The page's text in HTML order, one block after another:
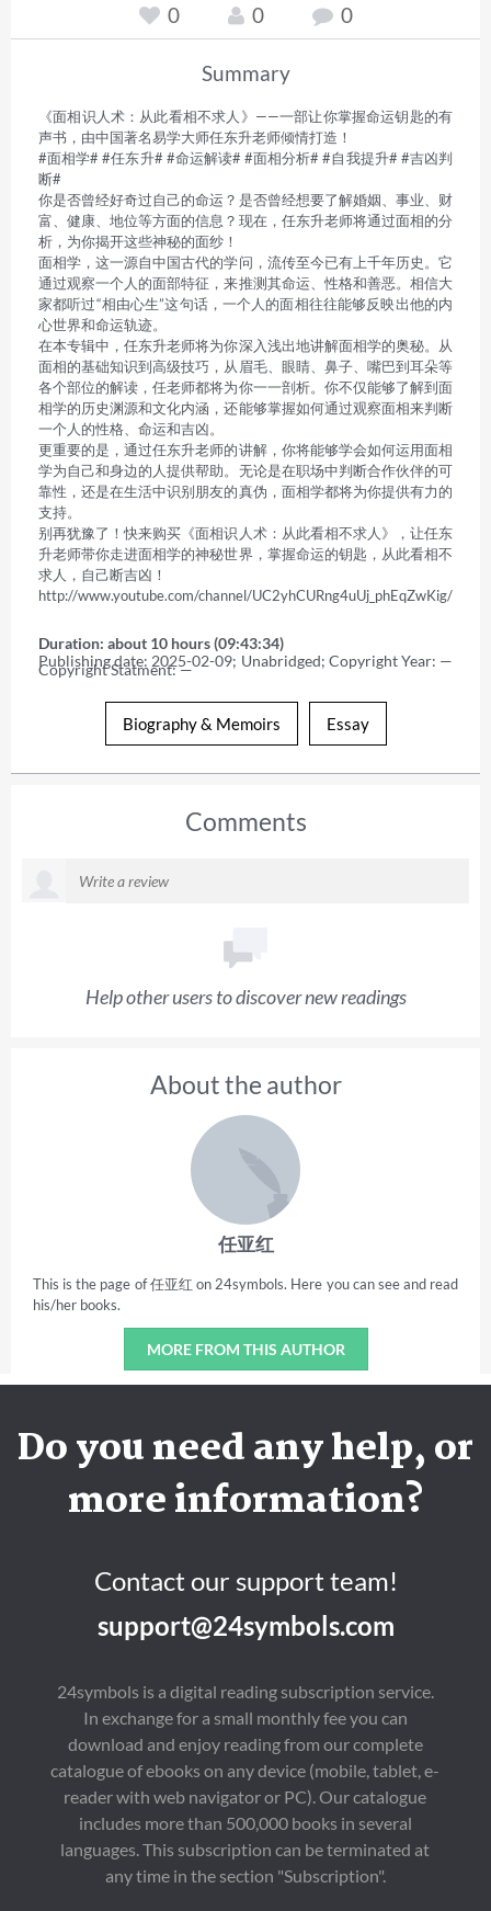
0 0 0
Summary
《面相识人术：从此看相不求人》——一部让你掌握命运钥匙的有
声书，由中国著名易学大师任东升老师倾情打造！
#面相学# #任东升# #命运解读# #面相分析# #自我提升# #吉凶判
断#
你是否曾经好奇过自己的命运？是否曾经想要了解婚姻、事业、财
富、健康、地位等方面的信息？现在，任东升老师将通过面相的分
析，为你揭开这些神秘的面纱！
面相学，这一源自中国古代的学问，流传至今已有上千年历史。它
通过观察一个人的面部特征，来推测其命运、性格和善恶。相信大
家都听过“相由心生”这句话，一个人的面相往往能够反映出他的内
心世界和命运轨迹。
在本专辑中，任东升老师将为你深入浅出地讲解面相学的奥秘。从
面相的基础知识到高级技巧，从眉毛、眼睛、鼻子、嘴巴到耳朵等
各个部位的解读，任老师都将为你一一剖析。你不仅能够了解到面
相学的历史渊源和文化内涵，还能够掌握如何通过观察面相来判断
一个人的性格、命运和吉凶。
更重要的是，通过任东升老师的讲解，你将能够学会如何运用面相
学为自己和身边的人提供帮助。无论是在职场中判断合作伙伴的可
靠性，还是在生活中识别朋友的真伪，面相学都将为你提供有力的
支持。
别再犹豫了！快来购买《面相识人术：从此看相不求人》，让任东
升老师带你走进面相学的神秘世界，掌握命运的钥匙，从此看相不
求人，自己断吉凶！
http://www.youtube.com/channel/UC2yhCURng4uUj_phEqZwKig/
Duration: about 10 hours (09:43:34)
Publishing date: 2025-02-09; Unabridged; Copyright Year: —
Copyright Statment: —
Biography & Memoirs Essay
Comments
Help other users to discover new readings
About the author
任亚红
This is the page of 任亚红 on 24symbols. Here you can see and read
his/her books.
MORE FROM THIS AUTHOR
Do you need any help, or
more information?
Contact our support team!
support@24symbols.com
24symbols is a digital reading subscription service.
In exchange for a small monthly fee you can
download and enjoy reading from our complete
catalogue of ebooks on any device (mobile, tablet, e-
reader with web navigator or PC). Our catalogue
includes more than 500,000 books in several
languages. This subscription can be terminated at
any time in the section "Subscription".